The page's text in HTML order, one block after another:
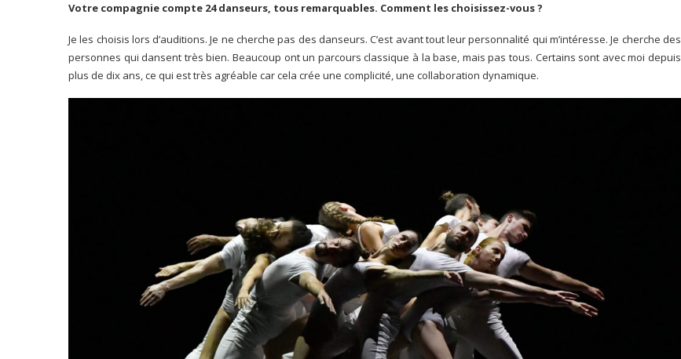
Votre compagnie compte 24 danseurs, tous remarquables. Comment les choisissez-vous ?
Je les choisis lors d’auditions. Je ne cherche pas des danseurs. C’est avant tout leur personnalité qui m’intéresse. Je cherche des
personnes qui dansent très bien. Beaucoup ont un parcours classique à la base, mais pas tous. Certains sont avec moi depuis
plus de dix ans, ce qui est très agréable car cela crée une complicité, une collaboration dynamique.